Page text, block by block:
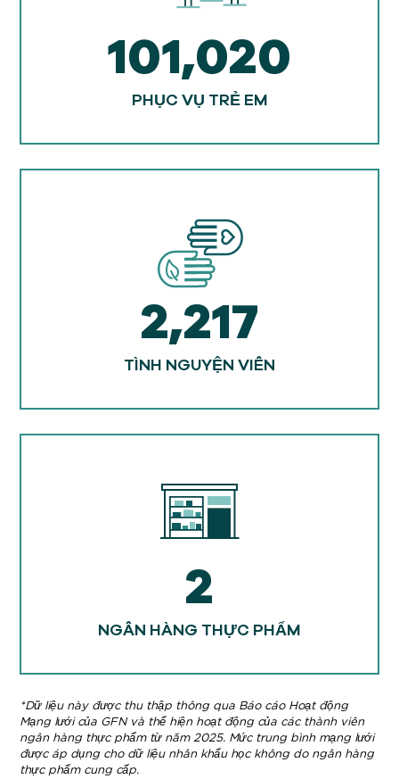
101,020
PHỤC VỤ TRẺ EM
2,217
TÌNH NGUYỆN VIÊN
2
NGÂN HÀNG THỰC PHẨM
*Dữ liệu này được thu thập thông qua Báo cáo Hoạt động
Mạng lưới của GFN và thể hiện hoạt động của các thành viên
ngân hàng thực phẩm từ năm 2025. Mức trung bình mạng lưới
được áp dụng cho dữ liệu nhân khẩu học không do ngân hàng
thực phẩm cung cấp.